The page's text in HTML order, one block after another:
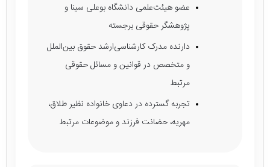
عضو هیئت‌علمی دانشگاه بوعلی سینا و
پژوهشگر حقوقی برجسته
دارنده مدرک کارشناسی‌ارشد حقوق بین‌الملل
و متخصص در قوانین و مسائل حقوقی
مرتبط
تجربه گسترده در دعاوی خانواده نظیر طلاق،
مهریه، حضانت فرزند و موضوعات مرتبط